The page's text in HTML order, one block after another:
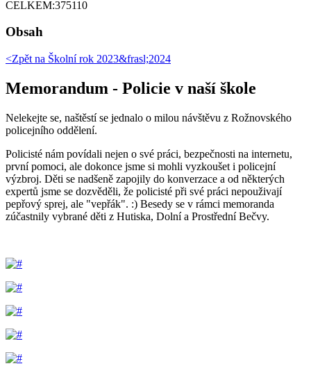
CELKEM:375110
Obsah
<Zpět na Školní rok 2023&frasl;2024
Memorandum - Policie v naší škole
Nelekejte se, naštěstí se jednalo o milou návštěvu z Rožnovského
policejního oddělení.
Policisté nám povídali nejen o své práci, bezpečnosti na internetu,
první pomoci, ale dokonce jsme si mohli vyzkoušet i policejní
výzbroj. Děti se nadšeně zapojily do konverzace a od některých
expertů jsme se dozvěděli, že policisté při své práci nepouživají
pepřový sprej, ale "vepřák". :) Besedy se v rámci memoranda
zúčastnily vybrané děti z Hutiska, Dolní a Prostřední Bečvy.